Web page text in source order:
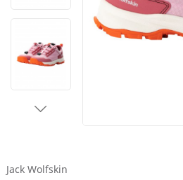
Jack Wolfskin